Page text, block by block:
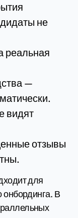
не
реальная
—
видят
отзывы
для
онбординга. В